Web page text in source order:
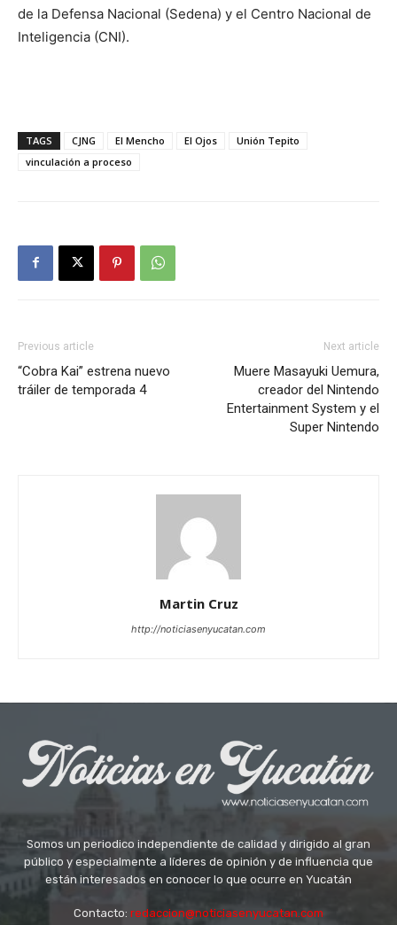
de la Defensa Nacional (Sedena) y el Centro Nacional de
Inteligencia (CNI).
TAGS CJNG El Mencho El Ojos
Unión Tepito
vinculación a proceso
Previous article
“Cobra Kai” estrena nuevo
tráiler de temporada 4
Next article
Muere Masayuki Uemura,
creador del Nintendo
Entertainment System y el
Super Nintendo
Martin Cruz
http://noticiasenyucatan.com
Somos un periodico independiente de calidad y dirigido al gran
público y especialmente a líderes de opinión y de influencia que
están interesados en conocer lo que ocurre en Yucatán
Contacto: redaccion@noticiasenyucatan.com